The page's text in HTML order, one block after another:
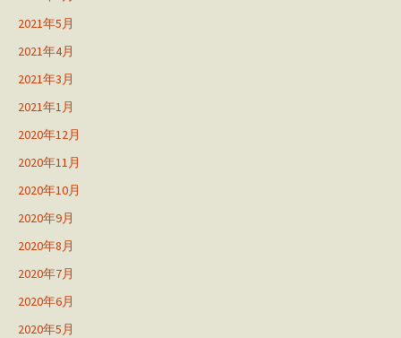
2021年5月
2021年4月
2021年3月
2021年1月
2020年12月
2020年11月
2020年10月
2020年9月
2020年8月
2020年7月
2020年6月
2020年5月